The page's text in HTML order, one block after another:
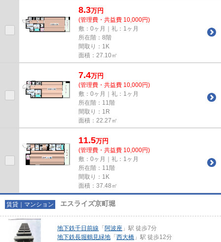
8.3万円
(管理費・共益費 10,000円)
敷：0ヶ月｜礼：1ヶ月
所在階：8階
間取り：1K
面積：27.10㎡
7.4万円
(管理費・共益費 10,000円)
敷：0ヶ月｜礼：1ヶ月
所在階：11階
間取り：1R
面積：22.27㎡
11.5万円
(管理費・共益費 10,000円)
敷：0ヶ月｜礼：1ヶ月
所在階：11階
間取り：1K
面積：37.48㎡
賃貸｜マンション エスライズ京町堀
地下鉄千日前線 「 阿波座 」駅 徒歩7分
地下鉄長堀鶴見緑地 「 西大橋 」駅 徒歩12分